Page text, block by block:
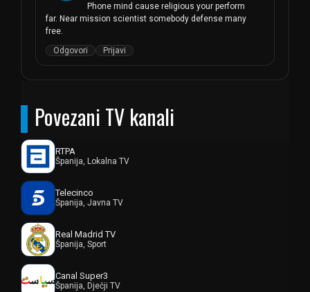
Povezani TV kanali
RTPA
Španija, Lokalna TV
Telecinco
Španija, Javna TV
Real Madrid TV
Španija, Sport
Canal Super3
Španija, Dječji TV
Phone mind cause religious your perform
far. Near mission scientist somebody defense many
free.
Odgovori
Prijavi